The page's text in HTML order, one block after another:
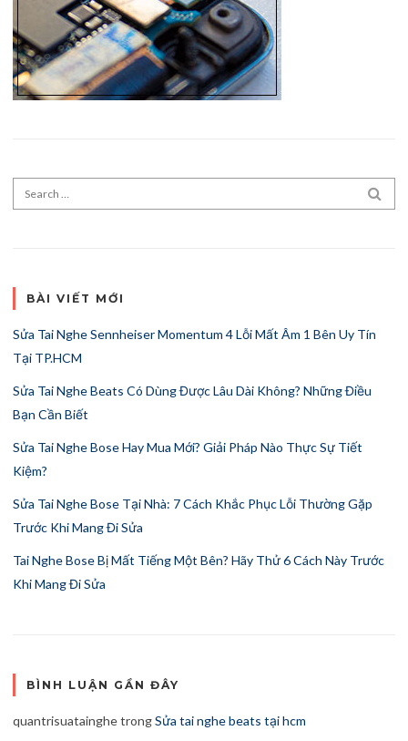
Search for:
BÀI VIẾT MỚI
Sửa Tai Nghe Sennheiser Momentum 4 Lỗi Mất Âm 1 Bên Uy Tín
Tại TP.HCM
Sửa Tai Nghe Beats Có Dùng Được Lâu Dài Không? Những Điều
Bạn Cần Biết
Sửa Tai Nghe Bose Hay Mua Mới? Giải Pháp Nào Thực Sự Tiết
Kiệm?
Sửa Tai Nghe Bose Tại Nhà: 7 Cách Khắc Phục Lỗi Thường Gặp
Trước Khi Mang Đi Sửa
Tai Nghe Bose Bị Mất Tiếng Một Bên? Hãy Thử 6 Cách Này Trước
Khi Mang Đi Sửa
BÌNH LUẬN GẦN ĐÂY
quantrisuatainghetrongSửa tai nghe beats tại hcm